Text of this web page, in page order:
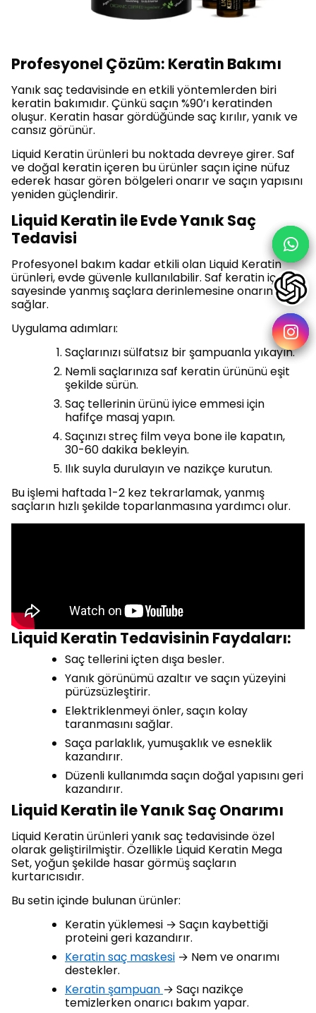
Profesyonel Çözüm: Keratin Bakımı
Yanık saç tedavisinde en etkili yöntemlerden biri
keratin bakımıdır. Çünkü saçın %90’ı keratinden
oluşur. Keratin hasar gördüğünde saç kırılır, yanık ve
cansız görünür.
Liquid Keratin ürünleri bu noktada devreye girer. Saf
ve doğal keratin içeren bu ürünler saçın içine nüfuz
ederek hasar gören bölgeleri onarır ve saçın yapısını
yeniden güçlendirir.
Liquid Keratin ile Evde Yanık Saç
Tedavisi
Profesyonel bakım kadar etkili olan Liquid Keratin
ürünleri, evde güvenle kullanılabilir. Saf keratin içeriği
sayesinde yanmış saçlara derinlemesine onarım
sağlar.
Uygulama adımları:
Saçlarınızı sülfatsız bir şampuanla yıkayın.
Nemli saçlarınıza saf keratin ürününü eşit
şekilde sürün.
Saç tellerinin ürünü iyice emmesi için
hafifçe masaj yapın.
Saçınızı streç film veya bone ile kapatın,
30-60 dakika bekleyin.
Ilık suyla durulayın ve nazikçe kurutun.
Bu işlemi haftada 1-2 kez tekrarlamak, yanmış
saçların hızlı şekilde toparlanmasına yardımcı olur.
Liquid Keratin Tedavisinin Faydaları:
Saç tellerini içten dışa besler.
Yanık görünümü azaltır ve saçın yüzeyini
pürüzsüzleştirir.
Elektriklenmeyi önler, saçın kolay
taranmasını sağlar.
Saça parlaklık, yumuşaklık ve esneklik
kazandırır.
Düzenli kullanımda saçın doğal yapısını geri
kazandırır.
Liquid Keratin ile Yanık Saç Onarımı
Liquid Keratin ürünleri yanık saç tedavisinde özel
olarak geliştirilmiştir. Özellikle Liquid Keratin Mega
Set, yoğun şekilde hasar görmüş saçların
kurtarıcısıdır.
Bu setin içinde bulunan ürünler:
Keratin yüklemesi → Saçın kaybettiği
proteini geri kazandırır.
Keratin saç maskesi → Nem ve onarımı
destekler.
Keratin şampuan → Saçı nazikçe
temizlerken onarıcı bakım yapar.